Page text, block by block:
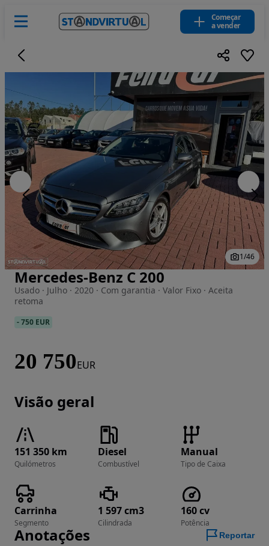
Começar
a vender
Imagem 1 de 46
1/46
Mercedes-Benz C 200
Usado · Julho · 2020 · Com garantia · Valor Fixo · Aceita
retoma
-750 EUR
20 750EUR
Visão geral
151 350 km
Quilómetros
Diesel
Combustível
Manual
Tipo de Caixa
Carrinha
Segmento
1 597 cm3
Cilindrada
160 cv
Potência
Anotações Reportar